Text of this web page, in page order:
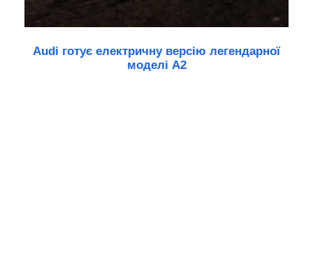
Audi готує електричну версію легендарної
моделі A2